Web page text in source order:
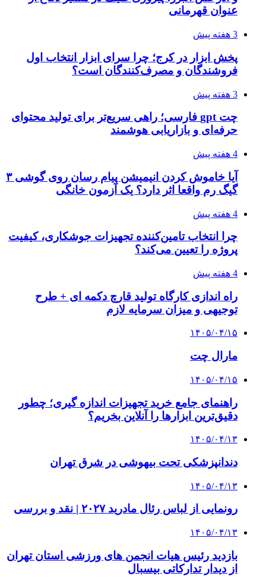
عنوان قهرمانی
3 هفته پیش
پخش ابزار در کرج؛ چرا سرای ابزار انتخاب اول
فروشندگان و مصرف‌کنندگان است؟
3 هفته پیش
چت gpt فارسی؛ راهی سریع‌تر برای تولید محتوای
حرفه‌ای و بازاریابی هوشمند
4 هفته پیش
آیا خاموش کردن انیمیشن پیام رسان روی گوشی ۳
گیگ رم واقعا اثر دارد؟ یک آزمون خانگی
4 هفته پیش
چرا انتخاب تامین‌کننده تجهیزات جوشکاری، کیفیت
پروژه را تعیین می‌کند؟
4 هفته پیش
راه اندازی کارگاه تولید قارچ دکمه ای + طرح
توجیهی و میزان سرمایه لازم
۱۴۰۵/۰۴/۱۵
مارال چت
۱۴۰۵/۰۴/۱۵
راهنمای جامع خرید تجهیزات اندازه گیری؛ چطور
دقیق‌ترین ابزارها را آنلاین بخریم؟
۱۴۰۵/۰۴/۱۳
دندانپزشکی تحت بیهوشی در شرق تهران
۱۴۰۵/۰۴/۱۳
رونمایی از لباس رئال مادرید ۲۰۲۷ | نقد و بررسی
۱۴۰۵/۰۴/۱۳
بازدید رئیس هیات انجمن های ورزشی استان تهران
از دیدار تدارکاتی بیسبال